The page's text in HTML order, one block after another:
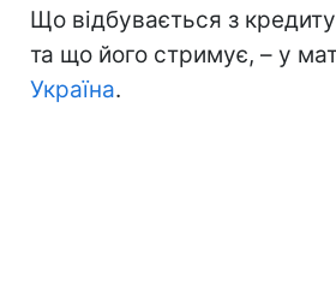
Що відбувається з
та що його стримує, – у
Україна.